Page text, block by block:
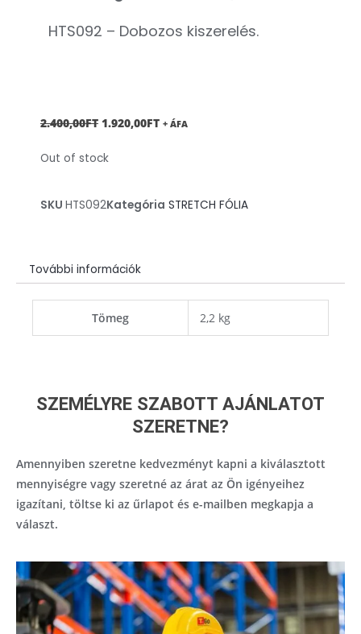
HTS092 – Dobozos kiszerelés.
2.400,00FT ORIGINAL
WAS:
1.920,00FTCURRENT
+ ÁFA
Out of stock
SKU HTS092Kategória STRETCH FÓLIA
További információk
Tömeg 2,2 kg
SZEMÉLYRE SZABOTT AJÁNLATOT
SZERETNE?
Amennyiben szeretne kedvezményt kapni a kiválasztott
mennyiségre vagy szeretné az árat az Ön igényeihez
igazítani, töltse ki az űrlapot és e-mailben megkapja a
választ.